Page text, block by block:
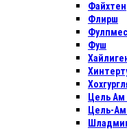
Файхтен
Флирш
Фулпмес
Фуш
Цель Ам
Цель-